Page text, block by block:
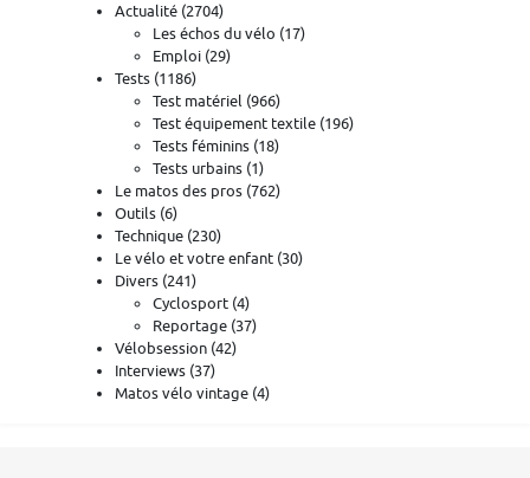
Actualité (2704)
Les échos du vélo (17)
Emploi (29)
Tests (1186)
Test matériel (966)
Test équipement textile (196)
Tests féminins (18)
Tests urbains (1)
Le matos des pros (762)
Outils (6)
Technique (230)
Le vélo et votre enfant (30)
Divers (241)
Cyclosport (4)
Reportage (37)
Vélobsession (42)
Interviews (37)
Matos vélo vintage (4)